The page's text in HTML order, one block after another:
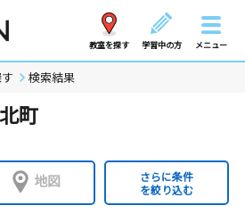
教室を探す 学習中の方 メニュー
検索結果
町
地図
さらに条件
を絞り込む